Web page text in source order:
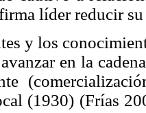
líder reducir
y los
en la
(1930) (Frías